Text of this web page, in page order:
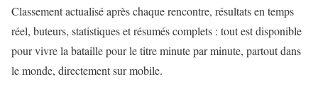
Classement actualisé après chaque rencontre, résultats en temps
réel, buteurs, statistiques et résumés complets : tout est disponible
pour vivre la bataille pour le titre minute par minute, partout dans
le monde, directement sur mobile.